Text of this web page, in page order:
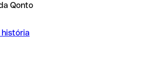
Qonto
história